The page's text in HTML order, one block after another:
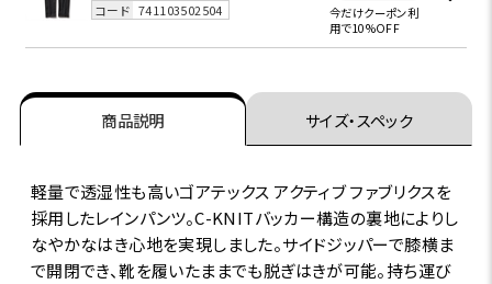
コード 741103502504
今だけクーポン利
用で10%OFF
商品説明 サイズ・スペック
軽量で透湿性も高いゴアテックス アクティブ ファブリクスを
採用したレインパンツ。C-KNITバッカー構造の裏地によりし
なやかなはき心地を実現しました。サイドジッパーで膝横ま
で開閉でき、靴を履いたままでも脱ぎはきが可能。持ち運び